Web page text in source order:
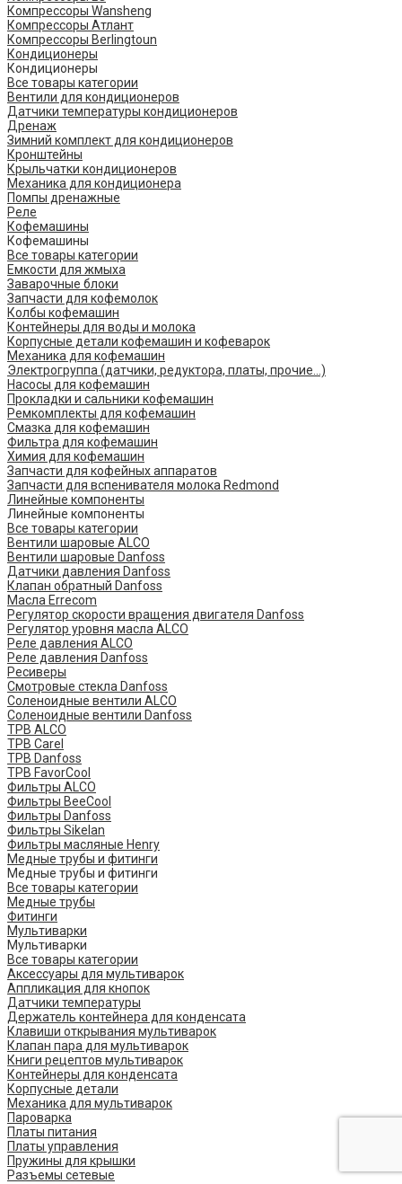
Компрессоры Wansheng
Компрессоры Атлант
Компрессоры Berlingtoun
Кондиционеры
Кондиционеры
Все товары категории
Вентили для кондиционеров
Датчики температуры кондиционеров
Дренаж
Зимний комплект для кондиционеров
Кронштейны
Крыльчатки кондиционеров
Механика для кондиционера
Помпы дренажные
Реле
Кофемашины
Кофемашины
Все товары категории
Емкости для жмыха
Заварочные блоки
Запчасти для кофемолок
Колбы кофемашин
Контейнеры для воды и молока
Корпусные детали кофемашин и кофеварок
Механика для кофемашин
Электрогруппа (датчики, редуктора, платы, прочие...)
Насосы для кофемашин
Прокладки и сальники кофемашин
Ремкомплекты для кофемашин
Смазка для кофемашин
Фильтра для кофемашин
Химия для кофемашин
Запчасти для кофейных аппаратов
Запчасти для вспенивателя молока Redmond
Линейные компоненты
Линейные компоненты
Все товары категории
Вентили шаровые ALCO
Вентили шаровые Danfoss
Датчики давления Danfoss
Клапан обратный Danfoss
Масла Errecom
Регулятор скорости вращения двигателя Danfoss
Регулятор уровня масла ALCO
Реле давления ALCO
Реле давления Danfoss
Ресиверы
Смотровые стекла Danfoss
Соленоидные вентили ALCO
Соленоидные вентили Danfoss
ТРВ ALCO
ТРВ Carel
ТРВ Danfoss
ТРВ FavorCool
Фильтры ALCO
Фильтры BeeCool
Фильтры Danfoss
Фильтры Sikelan
Фильтры масляные Henry
Медные трубы и фитинги
Медные трубы и фитинги
Все товары категории
Медные трубы
Фитинги
Мультиварки
Мультиварки
Все товары категории
Аксессуары для мультиварок
Аппликация для кнопок
Датчики температуры
Держатель контейнера для конденсата
Клавиши открывания мультиварок
Клапан пара для мультиварок
Книги рецептов мультиварок
Контейнеры для конденсата
Корпусные детали
Механика для мультиварок
Пароварка
Платы питания
Платы управления
Пружины для крышки
Разъемы сетевые